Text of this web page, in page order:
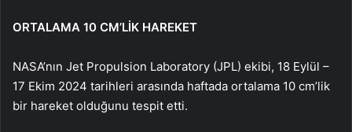
ORTALAMA 10 CM’LİK HAREKET
NASA’nın Jet Propulsion Laboratory (JPL) ekibi, 18 Eylül –
17 Ekim 2024 tarihleri arasında haftada ortalama 10 cm’lik
bir hareket olduğunu tespit etti.